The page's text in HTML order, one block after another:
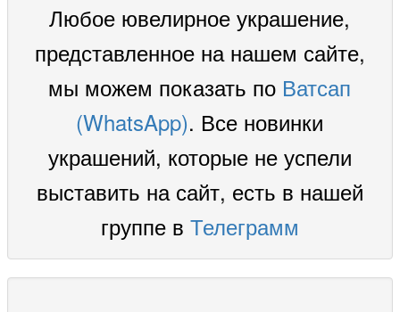
Любое ювелирное украшение,
представленное на нашем сайте,
мы можем показать по Ватсап
(WhatsApp). Все новинки
украшений, которые не успели
выставить на сайт, есть в нашей
группе в Телеграмм